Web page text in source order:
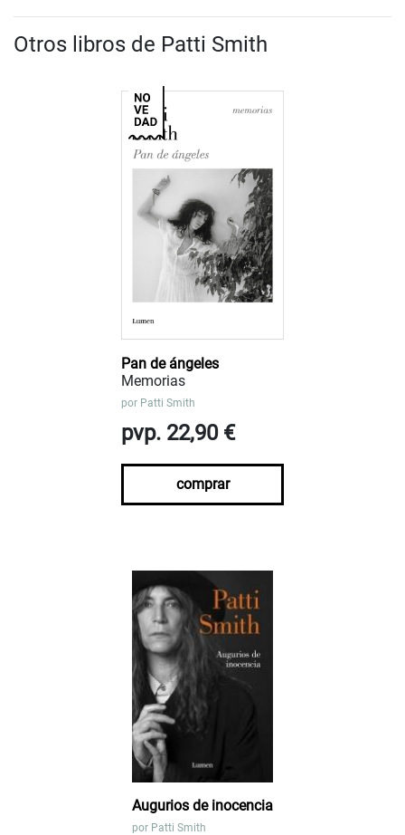
Otros libros de Patti Smith
Pan de ángeles
Memorias
por Patti Smith
pvp. 22,90 €
comprar
Augurios de inocencia
por Patti Smith